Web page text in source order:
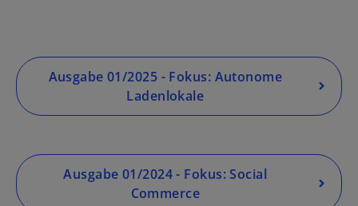
Ausgabe 01/2025 - Fokus: Autonome
Ladenlokale
Ausgabe 01/2024 - Fokus: Social
Commerce